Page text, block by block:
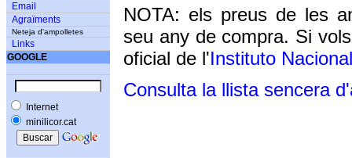
Email
Agraïments
Neteja d'ampolletes
Links
GOOGLE
Internet
minilicor.cat
NOTA: els preus de les
seu any de compra. Si
oficial de l'Instituto
Consulta la llista sencera